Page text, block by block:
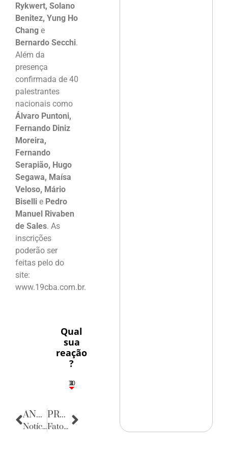
Rykwert, Solano
Benitez, Yung Ho
Chang e
Bernardo Secchi.
Além da
presença
confirmada de 40
palestrantes
nacionais como
Álvaro Puntoni,
Fernando Diniz
Moreira,
Fernando
Serapião, Hugo
Segawa, Maísa
Veloso, Mário
Biselli e Pedro
Manuel Rivaben
de Sales. As
inscrições
poderão ser
feitas pelo do
site:
www.19cba.com.br.
Qual
sua
reação
?
3
1
1
2
10
ANTERIOR
Notícias da Paraíba
PRÓXIMA
Fatos Diversos